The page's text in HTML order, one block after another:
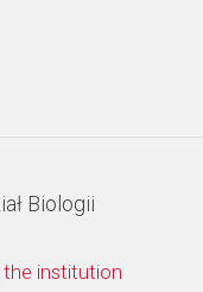
Biologii
the institution